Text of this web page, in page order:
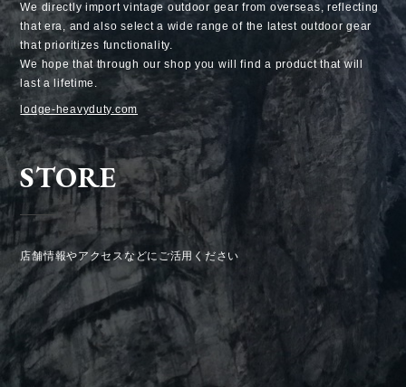
We directly import vintage outdoor gear from overseas, reflecting
that era, and also select a wide range of the latest outdoor gear
that prioritizes functionality.
We hope that through our shop you will find a product that will
last a lifetime.
lodge-heavyduty.com
STORE
店舗情報やアクセスなどにご活用ください